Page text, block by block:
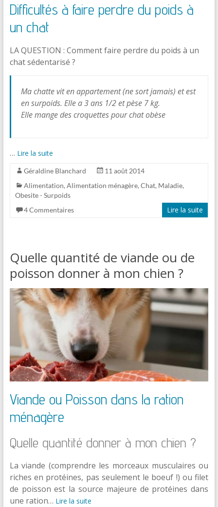
Difficultés à faire perdre du poids à
un chat
LA QUESTION : Comment faire perdre du poids à un
chat sédentarisé ?
Ma chatte vit en appartement (ne sort jamais) et est
en surpoids. Elle a 3 ans 1/2 et pèse 7 kg.
Elle mange des croquettes pour chat obèse
… Lire la suite
Géraldine Blanchard
11 août 2014
Alimentation, Alimentation ménagère, Chat, Maladie,
Obesite - Surpoids
4 Commentaires
Lire la suite
Quelle quantité de viande ou de
poisson donner à mon chien ?
Viande ou Poisson dans la ration
ménagère
Quelle quantité donner à mon chien ?
La viande (comprendre les morceaux musculaires ou
riches en protéines, pas seulement le boeuf !) ou filet
de poisson est la source majeure de protéines dans
une ration… Lire la suite